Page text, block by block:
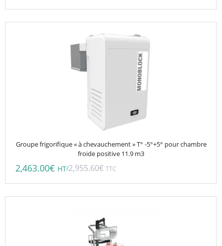
Groupe frigorifique « à chevauchement » T° -5°+5° pour chambre
froide positive 11.9 m3
2,463.00€ HT/2,955.60€ TTC